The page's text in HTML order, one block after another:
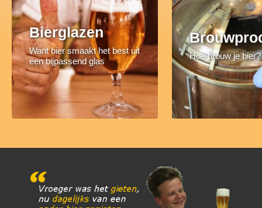
Bierglazen
Want bier smaakt het best uit
een bijpassend glas
Hoe brouw je bier?